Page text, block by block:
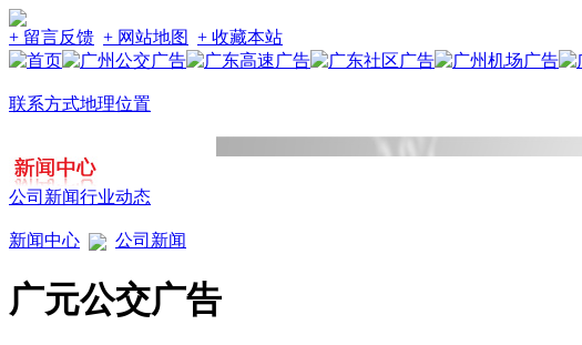
+ 留言反馈 + 网站地图 + 收藏本站
联系方式地理位置
公司新闻行业动态
新闻中心 公司新闻
广元公交广告